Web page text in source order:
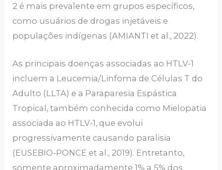
2 é mais prevalente em grupos específicos,
como usuários de drogas injetáveis e
populações indígenas (AMIANTI et al., 2022).
As principais doenças associadas ao HTLV-1
incluem a Leucemia/Linfoma de Células T do
Adulto (LLTA) e a Paraparesia Espástica
Tropical, também conhecida como Mielopatia
associada ao HTLV-1, que evolui
progressivamente causando paralisia
(EUSEBIO-PONCE et al., 2019). Entretanto,
somente aproximadamente 1% a 5% dos